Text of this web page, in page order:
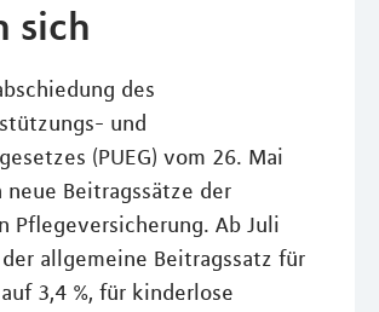
sich
des
und
(PUEG) vom 26. Mai
Beitragssätze der
Pflegeversicherung. Ab Juli
allgemeine Beitragssatz für
3,4 %, für kinderlose